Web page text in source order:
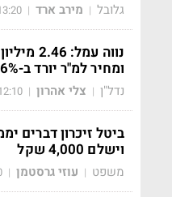
גלובל | מירב ארד |
נווה
ומחיר למ"ר יורד ב-6%
נדל"ן | צלי אהרון |
ביטל זיכרון דברים
וישלם 4,000 שקל
משפט | עוזי גרסטמן |